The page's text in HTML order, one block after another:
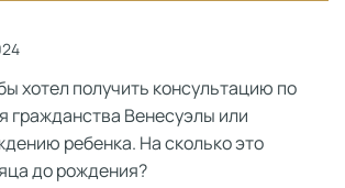
хотел получить консультацию по
гражданства Венесуэлы или
ребенка. На сколько это
до рождения?